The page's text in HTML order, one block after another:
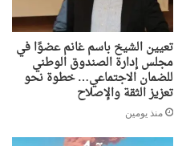
تعيين الشيخ باسم غانم عضوًا في
مجلس إدارة الصندوق الوطني
للضمان الاجتماعي… خطوة نحو
تعزيز الثقة والإصلاح
منذ يومين